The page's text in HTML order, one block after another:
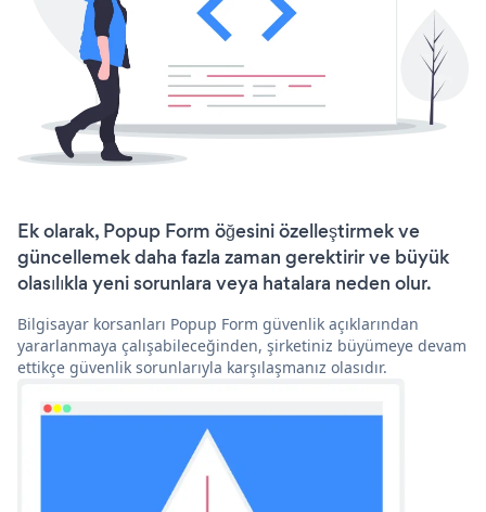
Ek olarak, Popup Form öğesini özelleştirmek ve
güncellemek daha fazla zaman gerektirir ve büyük
olasılıkla yeni sorunlara veya hatalara neden olur.
Bilgisayar korsanları Popup Form güvenlik açıklarından
yararlanmaya çalışabileceğinden, şirketiniz büyümeye devam
ettikçe güvenlik sorunlarıyla karşılaşmanız olasıdır.